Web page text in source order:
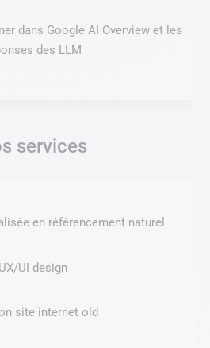
dans Google AI Overview et les
des LLM
services
en référencement naturel
UX/UI design
site internet old